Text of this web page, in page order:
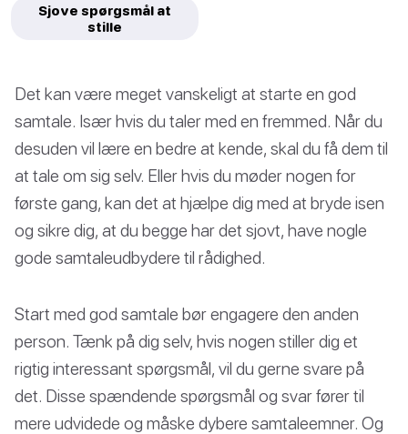
Sjove spørgsmål at
stille
Det kan være meget vanskeligt at starte en god
samtale. Især hvis du taler med en fremmed. Når du
desuden vil lære en bedre at kende, skal du få dem til
at tale om sig selv. Eller hvis du møder nogen for
første gang, kan det at hjælpe dig med at bryde isen
og sikre dig, at du begge har det sjovt, have nogle
gode samtaleudbydere til rådighed.
Start med god samtale bør engagere den anden
person. Tænk på dig selv, hvis nogen stiller dig et
rigtig interessant spørgsmål, vil du gerne svare på
det. Disse spændende spørgsmål og svar fører til
mere udvidede og måske dybere samtaleemner. Og